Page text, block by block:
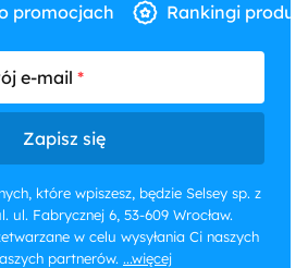
promocjach Rankingi
e-mail
Zapisz się
które wpiszesz, będzie Selsey sp. z
ul. Fabrycznej 6, 53-609 Wrocław.
w celu wysyłania Ci naszych
partnerów. ...więcej